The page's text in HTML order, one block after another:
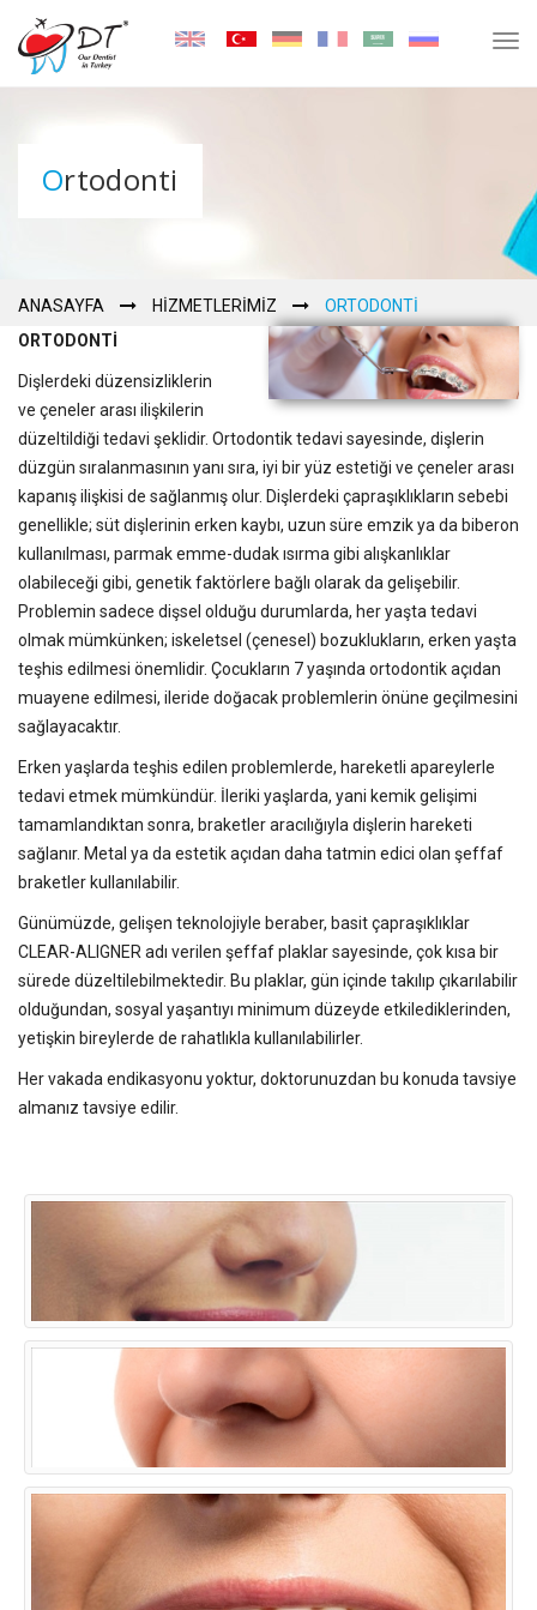
Ortodonti
ANASAYFA HIZMETLERIMIZ
ORTODONTI
ORTODONTİ
Dişlerdeki düzensizliklerin
ve çeneler arası ilişkilerin
düzeltildiği tedavi şeklidir. Ortodontik tedavi sayesinde, dişlerin
düzgün sıralanmasının yanı sıra, iyi bir yüz estetiği ve çeneler arası
kapanış ilişkisi de sağlanmış olur. Dişlerdeki çapraşıklıkların sebebi
genellikle; süt dişlerinin erken kaybı, uzun süre emzik ya da biberon
kullanılması, parmak emme-dudak ısırma gibi alışkanlıklar
olabileceği gibi, genetik faktörlere bağlı olarak da gelişebilir.
Problemin sadece dişsel olduğu durumlarda, her yaşta tedavi
olmak mümkünken; iskeletsel (çenesel) bozuklukların, erken yaşta
teşhis edilmesi önemlidir. Çocukların 7 yaşında ortodontik açıdan
muayene edilmesi, ileride doğacak problemlerin önüne geçilmesini
sağlayacaktır.
Erken yaşlarda teşhis edilen problemlerde, hareketli apareylerle
tedavi etmek mümkündür. İleriki yaşlarda, yani kemik gelişimi
tamamlandıktan sonra, braketler aracılığıyla dişlerin hareketi
sağlanır. Metal ya da estetik açıdan daha tatmin edici olan şeffaf
braketler kullanılabilir.
Günümüzde, gelişen teknolojiyle beraber, basit çapraşıklıklar
CLEAR-ALIGNER adı verilen şeffaf plaklar sayesinde, çok kısa bir
sürede düzeltilebilmektedir. Bu plaklar, gün içinde takılıp çıkarılabilir
olduğundan, sosyal yaşantıyı minimum düzeyde etkilediklerinden,
yetişkin bireylerde de rahatlıkla kullanılabilirler.
Her vakada endikasyonu yoktur, doktorunuzdan bu konuda tavsiye
almanız tavsiye edilir.